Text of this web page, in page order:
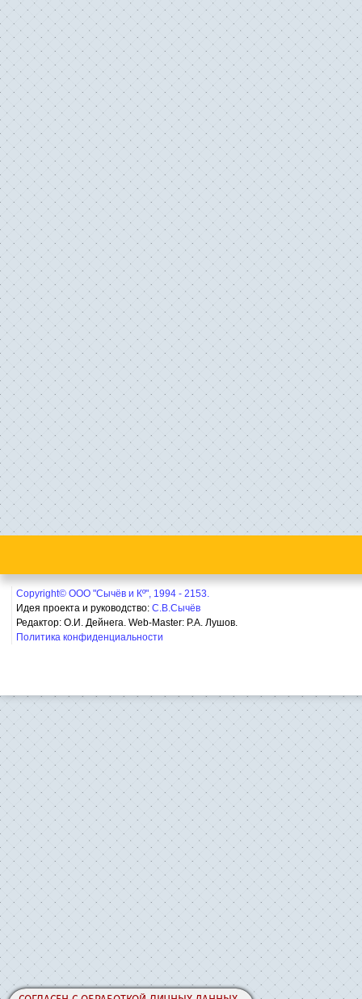
Copyright© ООО "Сычёв и Кº", 1994 - 2153.
Идея проекта и руководство: С.В.Сычёв
Редактор: О.И. Дейнега. Web-Master: Р.А. Лушов.
Политика конфиденциальности